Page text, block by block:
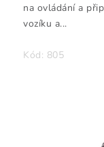
na ovládání a
vozíku a...
Kód: 805